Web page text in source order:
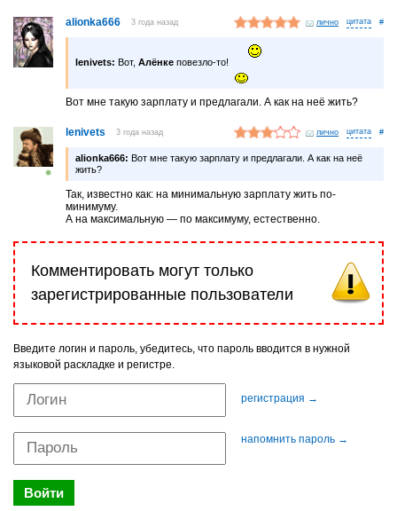
alionka666 3 года назад лично #
lenivets: Вот,Алёнке повезло-то!
Вот мне такую зарплату и предлагали. А как на неё жить?
lenivets 3 года назад лично #
alionka666: Вот мне такую зарплату и предлагали. А как на неё
жить?
Так, известно как: на минимальную зарплату жить по-
минимуму.
А на максимальную — по максимуму, естественно.
Комментировать могут только
зарегистрированные пользователи
Введите логин и пароль, убедитесь, что пароль вводится в нужной
языковой раскладке и регистре.
регистрация →
напомнить пароль →